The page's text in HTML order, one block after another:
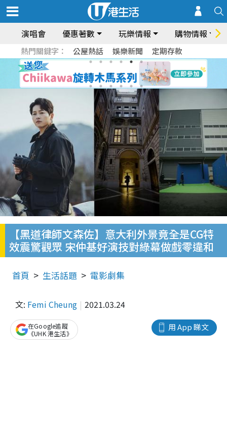
演唱會 優惠著數 玩樂情報 購物情報
熱門關鍵字： 公屋熱話 娛樂新聞 定期存款
【黑道律師文森佐】意大利外景竟全是CG特
效震驚觀眾 宋仲基好演技對綠幕做戲零違和
首頁 生活話題 電影劇集
文: Femi Cheung 2021.03.24
用 App 睇文
在Google追蹤
《UHK 港生活》